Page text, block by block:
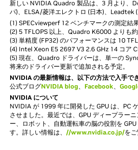
新しい NVIDIA Quadro 製品は、3 月より、
パ)、ELSA/菱洋エレクトロ (日本)、Leadtek
(1) SPECviewperf 12 ベンチマークの測定結
(2) 5 TFLOPS 以上、Quadro K6000 よりも約
(3) 単精度 (FP32) のパフォーマンスは 10
(4) Intel Xeon E5 2697 V3 2.6 GHz 14 コア
(5) 現在、Quadro ドライバーは、単一の
将来のドライバー更新で追加される予定。
NVIDIA の最新情報は、以下の方法で入手で
公式ブログNVIDIA blog、 Facebook、
NVIDIA について
NVIDIA が 1999 年に開発した GPU は、PC
させました。最近では、GPU ディープラー
ー、ロボット、自動運転車の脳の役割を
す。詳しい情報は、 //www.nvidia.co.jp/をご